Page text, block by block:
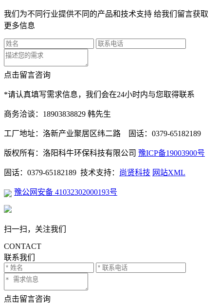
我们为不同行业提供不同的产品和技术支持 给我们留言获取
更多信息
点击留言咨询
*请认真填写需求信息，我们会在24小时内与您取得联系
商务洽谈：18903838829 韩先生
工厂地址：洛新产业聚居区纬二路 固话：0379-65182189
版权所有：洛阳科牛环保科技有限公司 豫ICP备19003900号
固话：0379-65182189 技术支持： 尚贤科技 网站XML
豫公网安备 41032302000193号
扫一扫，关注我们
CONTACT
联系我们
点击留言咨询